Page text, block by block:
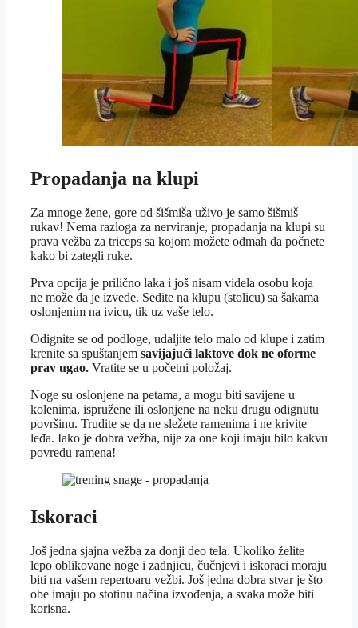
Propadanja na klupi
Za mnoge žene, gore od šišmiša uživo je samo šišmiš
rukav! Nema razloga za nerviranje, propadanja na klupi su
prava vežba za triceps sa kojom možete odmah da počnete
kako bi zategli ruke.
Prva opcija je prilično laka i još nisam videla osobu koja
ne može da je izvede. Sedite na klupu (stolicu) sa šakama
oslonjenim na ivicu, tik uz vaše telo.
Odignite se od podloge, udaljite telo malo od klupe i zatim
krenite sa spuštanjem savijajući laktove dok ne oforme
prav ugao. Vratite se u početni položaj.
Noge su oslonjene na petama, a mogu biti savijene u
kolenima, ispružene ili oslonjene na neku drugu odignutu
površinu. Trudite se da ne sležete ramenima i ne krivite
leđa. Iako je dobra vežba, nije za one koji imaju bilo kakvu
povredu ramena!
Iskoraci
Još jedna sjajna vežba za donji deo tela. Ukoliko želite
lepo oblikovane noge i zadnjicu, čučnjevi i iskoraci moraju
biti na vašem repertoaru vežbi. Još jedna dobra stvar je što
obe imaju po stotinu načina izvođenja, a svaka može biti
korisna.